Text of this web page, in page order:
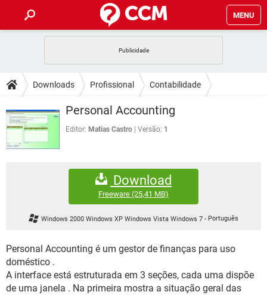
MENU
CELULAR FACEBOOK
OUTLOOK EXCEL
INSTAGRAM GMAIL
GUIA DE COMPRAS
DICAS
JOGOS
CELULAR FACEBOOK
JOGOS WHATSAPP
CELULAR
EXCEL
GMAIL
FACEBOOK
EXCEL
INSTAGRAM GMAIL
WHATSAPP
INSTAGRAM GMAIL
GUIA DE COMPRAS
Downloads Profissional Contabilidade
Personal Accounting
Editor: Matias Castro Versão: 1
Download
Freeware (25,41 MB)
Windows 2000 Windows XP Windows Vista Windows 7 - Português
Personal Accounting é um gestor de finanças para uso
doméstico .
A interface está estruturada em 3 seções, cada uma dispõe
de uma janela . Na primeira mostra a situação geral das